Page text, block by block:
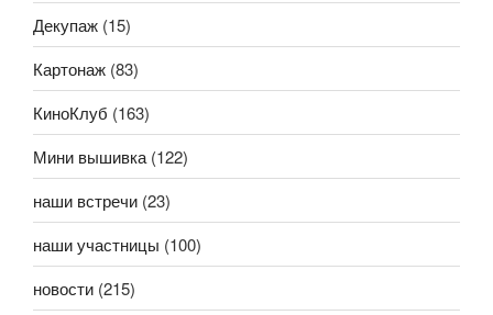
Декупаж (15)
Картонаж (83)
КиноКлуб (163)
Мини вышивка (122)
наши встречи (23)
наши участницы (100)
новости (215)